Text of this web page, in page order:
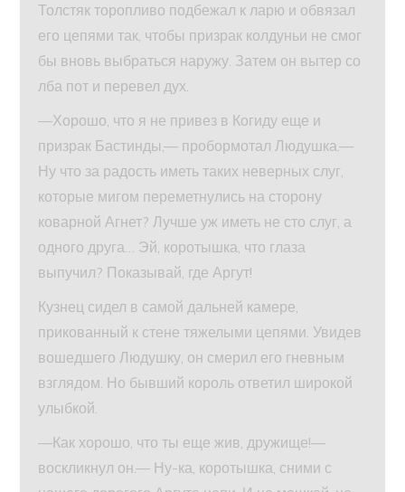
Толстяк торопливо подбежал к ларю и обвязал
его цепями так, чтобы призрак колдуньи не смог
бы вновь выбраться наружу. Затем он вытер со
лба пот и перевел дух.
—Хорошо, что я не привез в Когиду еще и
призрак Бастинды,— пробормотал Людушка.—
Ну что за радость иметь таких неверных слуг,
которые мигом переметнулись на сторону
коварной Агнет? Лучше уж иметь не сто слуг, а
одного друга… Эй, коротышка, что глаза
выпучил? Показывай, где Аргут!
Кузнец сидел в самой дальней камере,
прикованный к стене тяжелыми цепями. Увидев
вошедшего Людушку, он смерил его гневным
взглядом. Но бывший король ответил широкой
улыбкой.
—Как хорошо, что ты еще жив, дружище!—
воскликнул он.— Ну-ка, коротышка, сними с